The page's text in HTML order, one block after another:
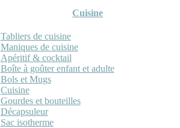
Cuisine
Tabliers de cuisine
Maniques de cuisine
Apéritif & cocktail
Boîte à goûter enfant et adulte
Bols et Mugs
Cuisine
Gourdes et bouteilles
Décapsuleur
Sac isotherme